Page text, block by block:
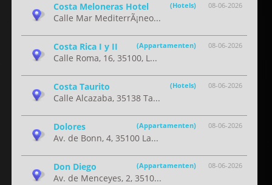
08-06-2026
Costa Meloneras Hotel (Hotels)
Calle Mar MediterrÃ¡neo...
08-06-2026
Costa Rica I y II (Appartamenten)
Calle Roma, 16, 35100, L...
08-06-2026
Costa Taurito (Hotels)
Calle Alcazaba, 35138 Ta...
08-06-2026
Dolores (Appartamenten)
Av. de Bonn, 4, 35100 La...
08-06-2026
Don Diego (Appartamenten)
Av. de Menceyes, 2, 3510...